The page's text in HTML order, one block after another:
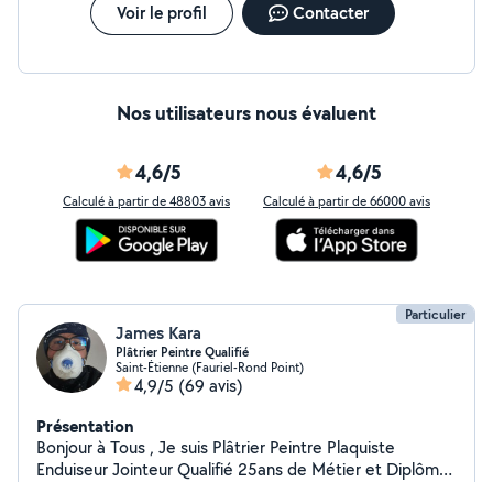
Voir le profil Contacter
Nos utilisateurs nous évaluent
4,6/5
Calculé à partir de 48803 avis
4,6/5
Calculé à partir de 66000 avis
Particulier
James Kara
Plâtrier Peintre Qualifié
Saint-Étienne (Fauriel-Rond Point)
4,9/5 (69 avis)
Présentation
Bonjour à Tous , Je suis Plâtrier Peintre Plaquiste
Enduiseur Jointeur Qualifié 25ans de Métier et Diplômé,